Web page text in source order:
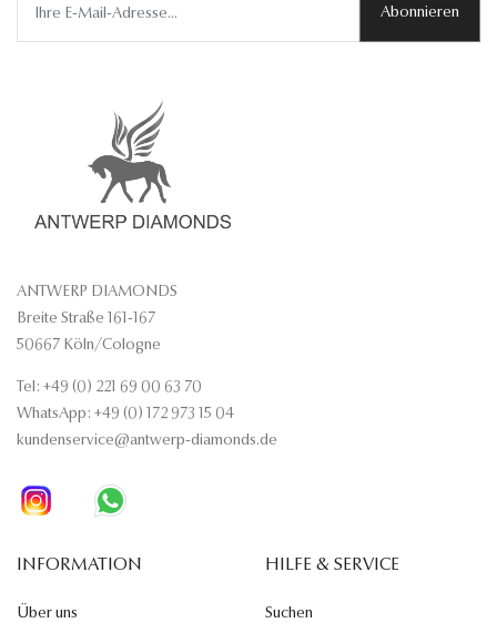
Abonnieren
ANTWERP DIAMONDS
Breite Straße 161-167
50667 Köln/Cologne
Tel: +49 (0) 221 69 00 63 70
WhatsApp: +49 (0) 172 973 15 04
kundenservice@antwerp-diamonds.de
INFORMATION
Über uns
HILFE & SERVICE
Suchen